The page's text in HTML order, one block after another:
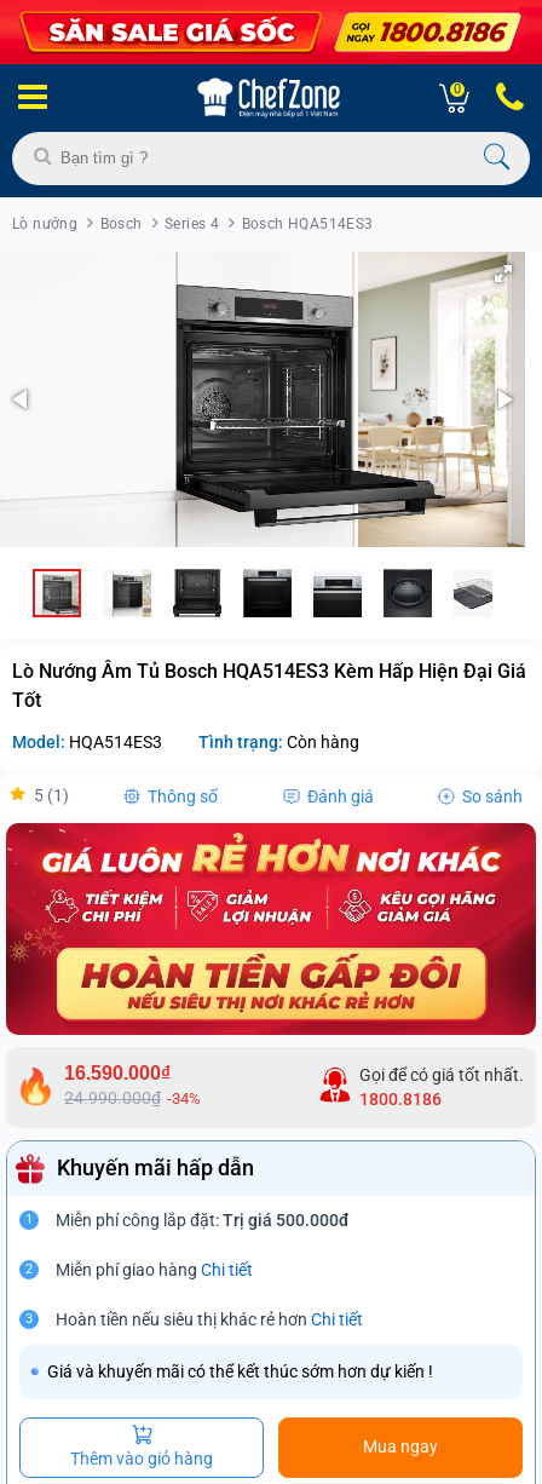
0
Lò nướng Bosch Series 4 Bosch HQA514ES3
Lò Nướng Âm Tủ Bosch HQA514ES3 Kèm Hấp Hiện Đại Giá
Tốt
Model: HQA514ES3 Tình trạng: Còn hàng
5 (1) Thông số Đánh giá So sánh
16.590.000₫
24.990.000₫ -34%
Gọi để có giá tốt nhất.
1800.8186
Khuyến mãi hấp dẫn
1 Miễn phí công lắp đặt:Trị giá 500.000đ
2 Miễn phí giao hàng Chi tiết
3 Hoàn tiền nếu siêu thị khác rẻ hơn Chi tiết
Giá và khuyến mãi có thể kết thúc sớm hơn dự kiến !
Thêm vào giỏ hàng
Mua ngay